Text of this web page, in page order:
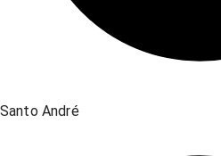
Santo André